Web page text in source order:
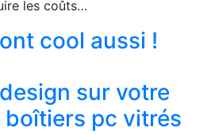
les coûts…
cool aussi !
sur votre
boîtiers pc vitrés